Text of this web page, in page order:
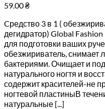
59.00₴
Cредство 3 в 1 (
дегидратор) Global
для подготовки ваших
обезжириватель, снимает
бактериями. Очищает и
натурального ногтя и
содержит красителей-не
ногтевой пластиныВ
натуральные [...]